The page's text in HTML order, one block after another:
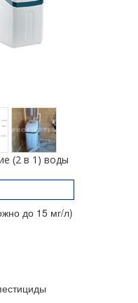
(2 в 1) воды
до 15 мг/л)